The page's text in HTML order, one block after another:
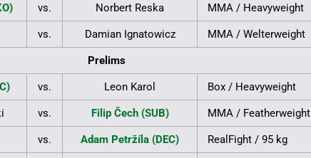
vs. Norbert Reska MMA / Heavyweight
vs. Damian Ignatowicz MMA / Welterweight
Prelims
vs. Leon Karol Box / Heavyweight
vs. Filip Čech (SUB) MMA / Featherweight
vs. Adam Petržíla (DEC) RealFight / 95 kg